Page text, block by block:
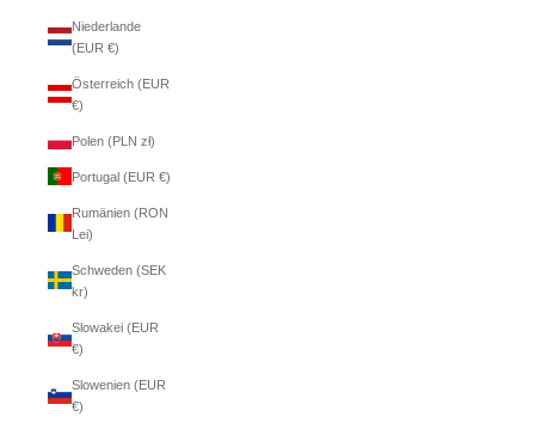
Niederlande
(EUR €)
Österreich (EUR
€)
Polen (PLN zł)
Portugal (EUR €)
Rumänien (RON
Lei)
Schweden (SEK
kr)
Slowakei (EUR
€)
Slowenien (EUR
€)